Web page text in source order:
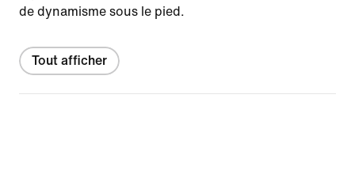
de dynamisme sous le pied.
Tout afficher